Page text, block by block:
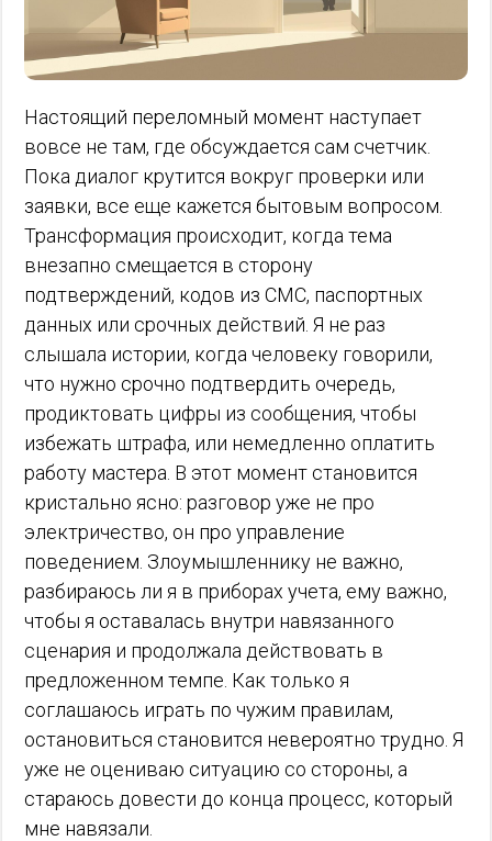
Настоящий переломный момент наступает
вовсе не там, где обсуждается сам счетчик.
Пока диалог крутится вокруг проверки или
заявки, все еще кажется бытовым вопросом.
Трансформация происходит, когда тема
внезапно смещается в сторону
подтверждений, кодов из СМС, паспортных
данных или срочных действий. Я не раз
слышала истории, когда человеку говорили,
что нужно срочно подтвердить очередь,
продиктовать цифры из сообщения, чтобы
избежать штрафа, или немедленно оплатить
работу мастера. В этот момент становится
кристально ясно: разговор уже не про
электричество, он про управление
поведением. Злоумышленнику не важно,
разбираюсь ли я в приборах учета, ему важно,
чтобы я оставалась внутри навязанного
сценария и продолжала действовать в
предложенном темпе. Как только я
соглашаюсь играть по чужим правилам,
остановиться становится невероятно трудно. Я
уже не оцениваю ситуацию со стороны, а
стараюсь довести до конца процесс, который
мне навязали.